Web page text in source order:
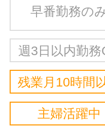
早番勤務の
週3日以内勤務
残業月10時間
主婦活躍中